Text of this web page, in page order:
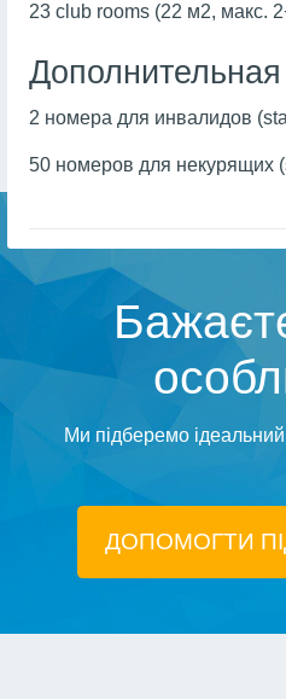
23 club rooms (22 м2, макс.
2 номера для инвалидов
50 номеров для некурящих
Ми підберемо
ДОПОМОГТИ